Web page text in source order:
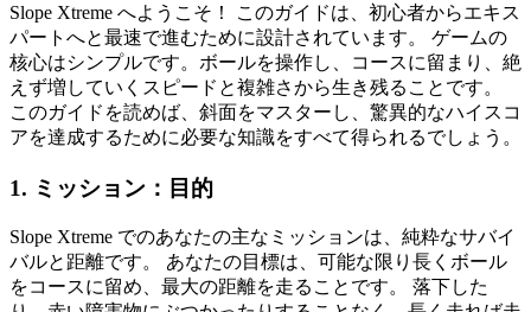
Slope Xtreme へようこそ！ このガイドは、初心者からエキス
パートへと最速で進むために設計されています。 ゲームの
核心はシンプルです。ボールを操作し、コースに留まり、絶
えず増していくスピードと複雑さから生き残ることです。
このガイドを読めば、斜面をマスターし、驚異的なハイスコ
アを達成するために必要な知識をすべて得られるでしょう。
1. ミッション：目的
Slope Xtreme でのあなたの主なミッションは、純粋なサバイ
バルと距離です。 あなたの目標は、可能な限り長くボール
をコースに留め、最大の距離を走ることです。 落下した